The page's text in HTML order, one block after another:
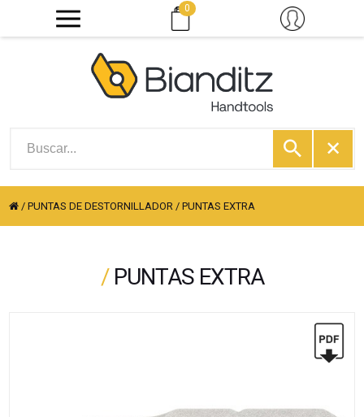
0
/PUNTAS DE DESTORNILLADOR /PUNTAS EXTRA
/ PUNTAS EXTRA